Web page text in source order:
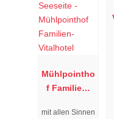
Mühlpointho
f Familien-
mit allen Sinnen